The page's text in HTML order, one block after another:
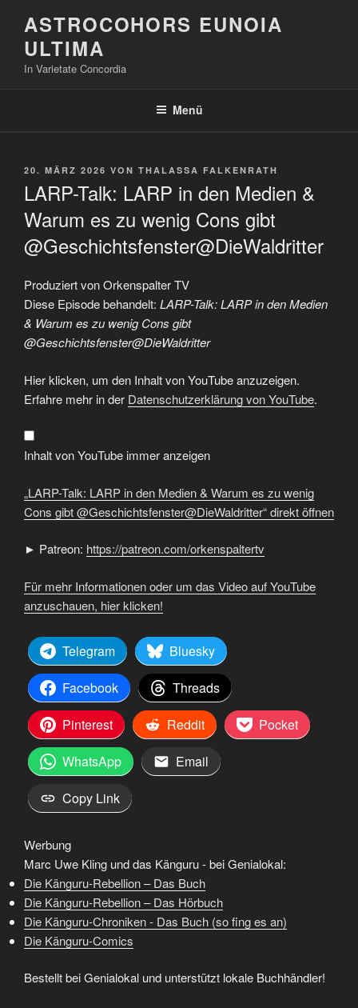
Inhalt
springen
ASTROCOHORS EUNOIA
ULTIMA
In Varietate Concordia
Menü
VERÖFFENTLICHT
20. MÄRZ 2026 VON THALASSA FALKENRATH
LARP-Talk: LARP in den Medien &
Warum es zu wenig Cons gibt
@Geschichtsfenster@DieWaldritter
Produziert von Orkenspalter TV
Diese Episode behandelt: LARP-Talk: LARP in den Medien
& Warum es zu wenig Cons gibt
@Geschichtsfenster@DieWaldritter
„LARP-
Talk:
LARP
in
Medien
&
Warum
es
wenig
Cons
gibt
@Geschichtsfenster@DieWaldritter“
YouTube
anzeigen
Hier klicken, um den Inhalt von YouTube anzuzeigen.
Erfahre mehr in der Datenschutzerklärung von YouTube.
Inhalt von YouTube immer anzeigen
„LARP-Talk: LARP in den Medien & Warum es zu wenig
Cons gibt @Geschichtsfenster@DieWaldritter“ direkt öffnen
► Patreon: https://patreon.com/orkenspaltertv
Für mehr Informationen oder um das Video auf YouTube
anzuschauen, hier klicken!
Telegram
Bluesky
Facebook
Threads
Pinterest
Reddit
Pocket
WhatsApp
Email
Copy Link
Werbung
Marc Uwe Kling und das Känguru - bei Genialokal:
Die Känguru-Rebellion – Das Buch
Die Känguru-Rebellion – Das Hörbuch
Die Känguru-Chroniken - Das Buch (so fing es an)
Die Känguru-Comics
Bestellt bei Genialokal und unterstützt lokale Buchhändler!